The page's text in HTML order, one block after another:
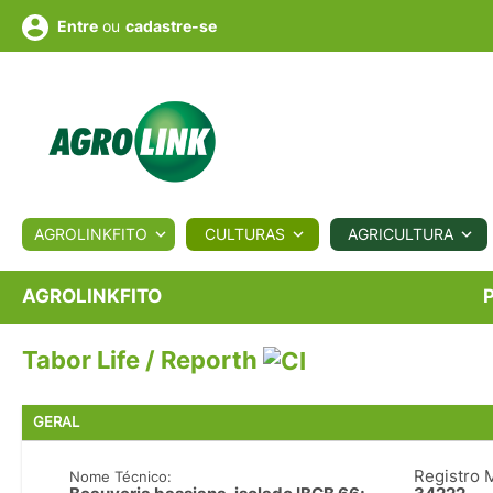
BIOLÓGICOS COTAÇÕES NOTÍCIAS
Conversor Colunistas Eventos
Entre ou cadastre-se
AGROLINKFITO CULTURAS AGRICULTURA
AGROLINKFITO
Tabor Life / Reporth
GERAL
Nome Técnico:
Registro